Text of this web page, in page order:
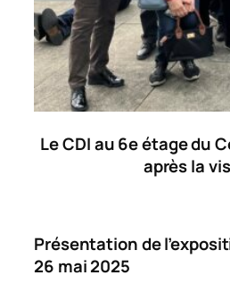
Le CDI au 6e étage du
après la
Présentation de
26 mai 2025